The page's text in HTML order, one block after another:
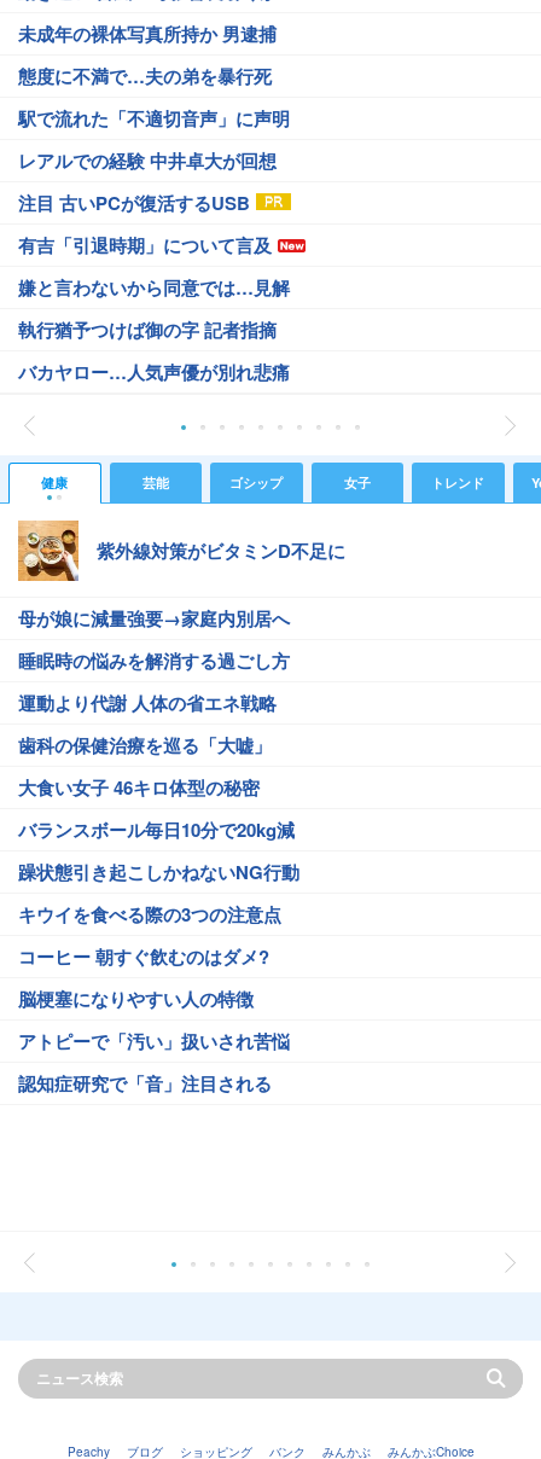
未成年の裸体写真所持か 男逮捕
態度に不満で…夫の弟を暴行死
駅で流れた「不適切音声」に声明
レアルでの経験 中井卓大が回想
注目 古いPCが復活するUSB
有吉「引退時期」について言及
嫌と言わないから同意では…見解
執行猶予つけば御の字 記者指摘
バカヤロー…人気声優が別れ悲痛
健康 芸能 ゴシップ 女子 トレンド
紫外線対策がビタミンD不足に
母が娘に減量強要→家庭内別居へ
睡眠時の悩みを解消する過ごし方
運動より代謝 人体の省エネ戦略
歯科の保健治療を巡る「大嘘」
大食い女子 46キロ体型の秘密
バランスボール毎日10分で20kg減
躁状態引き起こしかねないNG行動
キウイを食べる際の3つの注意点
コーヒー 朝すぐ飲むのはダメ?
脳梗塞になりやすい人の特徴
アトピーで「汚い」扱いされ苦悩
認知症研究で「音」注目される
Peachy ブログ ショッピング バンク みんかぶ みんかぶChoice